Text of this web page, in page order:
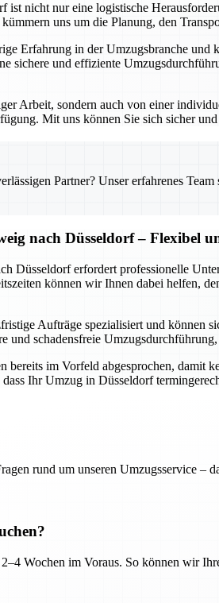
nicht nur eine logistische
uns um die Planung, den
Erfahrung in der Umzugsbranche
sichere und effiziente
Arbeit, sondern auch von einer
Mit uns können Sie sich sicher
Partner? Unser erfahrenes
nach Düsseldorf – Flexibel
Düsseldorf erfordert professionelle
können wir Ihnen dabei helfen,
Aufträge spezialisiert und
und schadensfreie
bereits im Vorfeld abgesprochen, damit
Ihr Umzug in Düsseldorf
rund um unseren Umzugsservice –
Wochen im Voraus. So können wir